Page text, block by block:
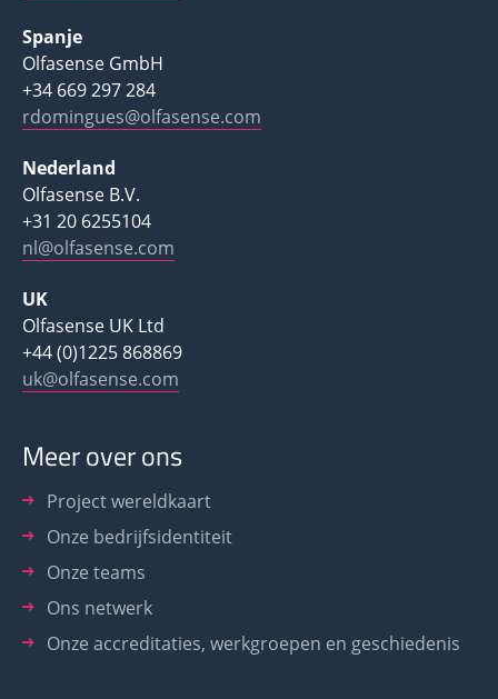
Spanje
Olfasense GmbH
+34 669 297 284
rdomingues@olfasense.com
Nederland
Olfasense B.V.
+31 20 6255104
nl@olfasense.com
UK
Olfasense UK Ltd
+44 (0)1225 868869
uk@olfasense.com
Meer over ons
Project wereldkaart
Onze bedrijfsidentiteit
Onze teams
Ons netwerk
Onze accreditaties, werkgroepen en geschiedenis